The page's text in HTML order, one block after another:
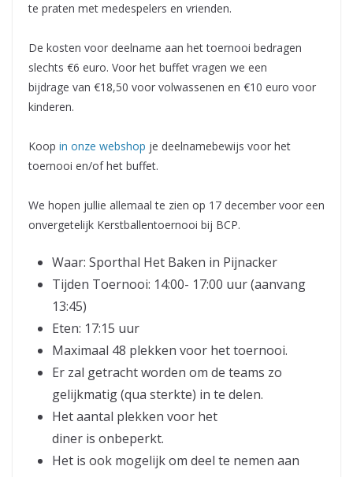
te praten met medespelers en vrienden.
De kosten voor deelname aan het toernooi bedragen
slechts €6 euro. Voor het buffet vragen we een
bijdrage van €18,50 voor volwassenen en €10 euro voor
kinderen.
Koop in onze webshop je deelnamebewijs voor het
toernooi en/of het buffet.
We hopen jullie allemaal te zien op 17 december voor een
onvergetelijk Kerstballentoernooi bij BCP.
Waar: Sporthal Het Baken in Pijnacker
Tijden Toernooi: 14:00- 17:00 uur (aanvang
13:45)
Eten: 17:15 uur
Maximaal 48 plekken voor het toernooi.
Er zal getracht worden om de teams zo
gelijkmatig (qua sterkte) in te delen.
Het aantal plekken voor het
diner is onbeperkt.
Het is ook mogelijk om deel te nemen aan